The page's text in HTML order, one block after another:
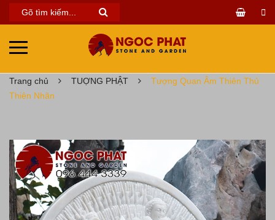
Trang chủ TUỢNG PHẬT
Tượng Quan Âm Thiên Thủ
Thiên Nhãn